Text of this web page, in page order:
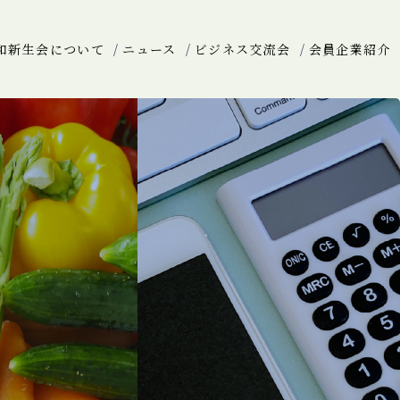
新生会について ニュース ビジネス交流会 会員企業紹介